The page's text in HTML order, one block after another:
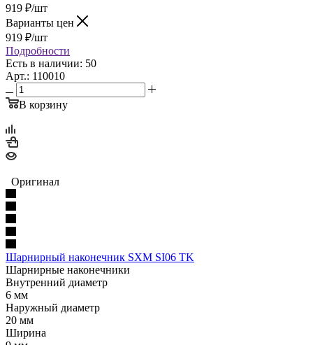
919 ₽/шт
Варианты цен
919 ₽/шт
Подробности
Есть в наличии: 50
Арт.: 110010
В корзину
Оригинал
Шарнирный наконечник SXM SI06 TK
Шарнирные наконечники
Внутренний диаметр
6 мм
Наружный диаметр
20 мм
Ширина